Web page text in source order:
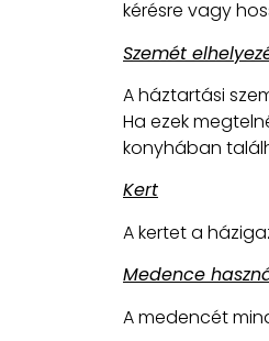
kérésre vagy
Szemét
A háztartási
Ha ezek
konyhában
Kert
A kertet a
Medence
A medencét